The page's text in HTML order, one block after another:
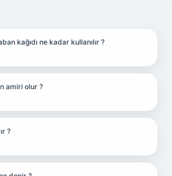
kağıdı ne kadar kullanılır ?
amiri olur ?
?